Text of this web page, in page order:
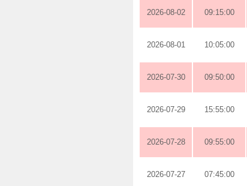
2026-08-02 09:15:00
2026-08-01 10:05:00
2026-07-30 09:50:00
2026-07-29 15:55:00
2026-07-28 09:55:00
2026-07-27 07:45:00